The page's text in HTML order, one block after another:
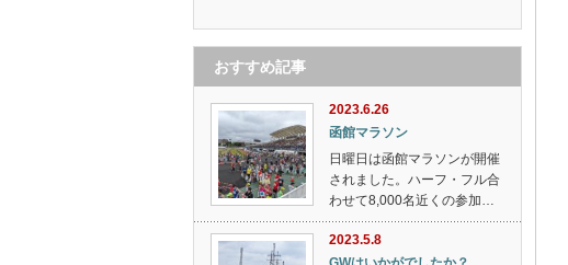
おすすめ記事
2023.6.26
函館マラソン
日曜日は函館マラソンが開催
されました。ハーフ・フル合
わせて8,000名近くの参加…
2023.5.8